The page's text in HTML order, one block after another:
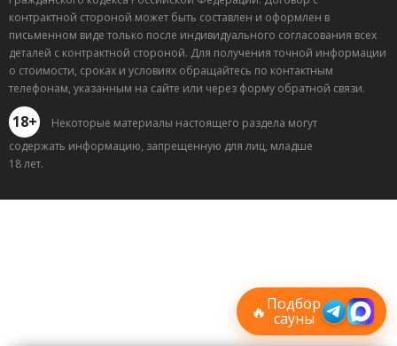
контрактной стороной может быть составлен и оформлен в
письменном виде только после индивидуального согласования всех
деталей с контрактной стороной. Для получения точной информации
о стоимости, сроках и условиях обращайтесь по контактным
телефонам, указанным на сайте или через форму обратной связи.
18+
Некоторые материалы настоящего раздела могут
содержать информацию, запрещенную для лиц, младше
18 лет.
🔥Подбор
сауны
пришлём свежие скидки